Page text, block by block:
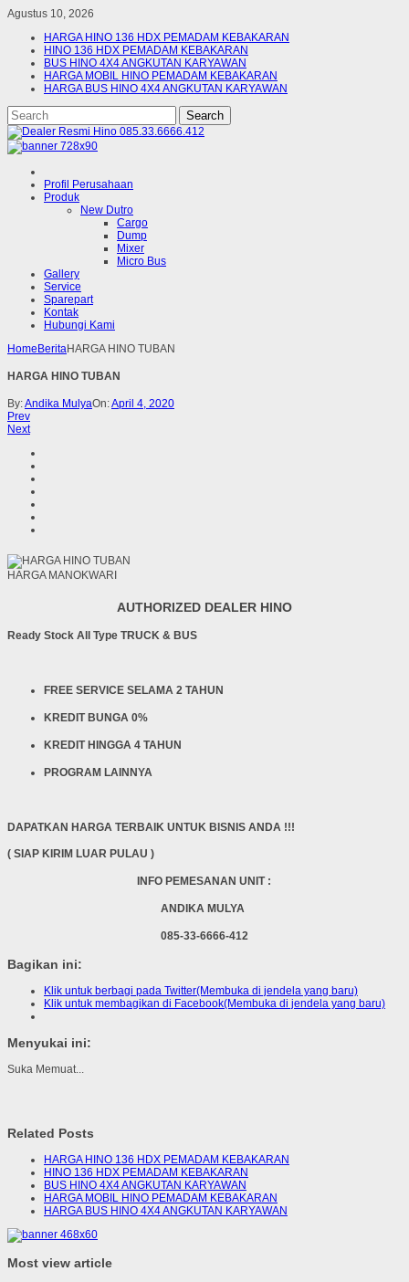
Agustus 10, 2026
HARGA HINO 136 HDX PEMADAM KEBAKARAN
HINO 136 HDX PEMADAM KEBAKARAN
BUS HINO 4X4 ANGKUTAN KARYAWAN
HARGA MOBIL HINO PEMADAM KEBAKARAN
HARGA BUS HINO 4X4 ANGKUTAN KARYAWAN
Profil Perusahaan
Produk
New Dutro
Cargo
Dump
Mixer
Micro Bus
Gallery
Service
Sparepart
Kontak
Hubungi Kami
Home BeritaHARGA HINO TUBAN
HARGA HINO TUBAN
By:Andika MulyaOn:April 4, 2020
Prev
Next
HARGA MANOKWARI
AUTHORIZED DEALER HINO
Ready Stock All Type TRUCK & BUS
FREE SERVICE SELAMA 2 TAHUN
KREDIT BUNGA 0%
KREDIT HINGGA 4 TAHUN
PROGRAM LAINNYA
DAPATKAN HARGA TERBAIK UNTUK BISNIS ANDA !!!
( SIAP KIRIM LUAR PULAU )
INFO PEMESANAN UNIT :
ANDIKA MULYA
085-33-6666-412
Bagikan ini:
Klik untuk berbagi pada Twitter(Membuka di jendela yang baru)
Klik untuk membagikan di Facebook(Membuka di jendela yang baru)
Menyukai ini:
Suka Memuat...
Related Posts
HARGA HINO 136 HDX PEMADAM KEBAKARAN
HINO 136 HDX PEMADAM KEBAKARAN
BUS HINO 4X4 ANGKUTAN KARYAWAN
HARGA MOBIL HINO PEMADAM KEBAKARAN
HARGA BUS HINO 4X4 ANGKUTAN KARYAWAN
Most view article